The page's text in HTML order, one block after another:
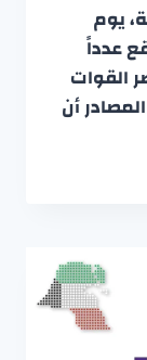
يوم
عدداً
القوات
أن